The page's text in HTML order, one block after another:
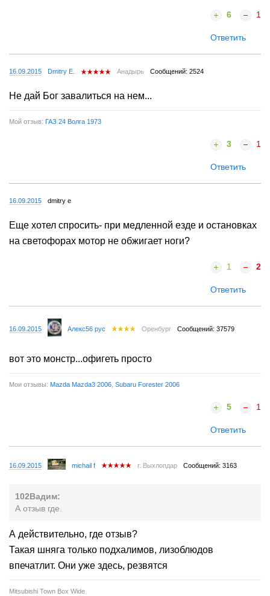
6 1
Ответить
16.09.2015 Dmitry E. Анадырь Сообщений: 2524
Не дай Бог завалиться на нем...
Мой отзыв: ГАЗ 24 Волга 1973
3 1
Ответить
16.09.2015 dmitry e
Еще хотел спросить- при медленной езде и остановках
на светофорах мотор не обжигает ноги?
1 2
Ответить
16.09.2015 Алекс56 рус Оренбург Сообщений: 37579
вот это монстр...офигеть просто
Мои отзывы: Mazda Mazda3 2006 Subaru Forester 2006
5 1
Ответить
16.09.2015 michail f г. Выхлопдар Сообщений: 3163
102Вадим:
А отзыв где.
А действительно, где отзыв?
Такая шняга только подхалимов, лизоблюдов
впечатлит. Они уже здесь, резвятся
Mitsubishi Town Box Wide